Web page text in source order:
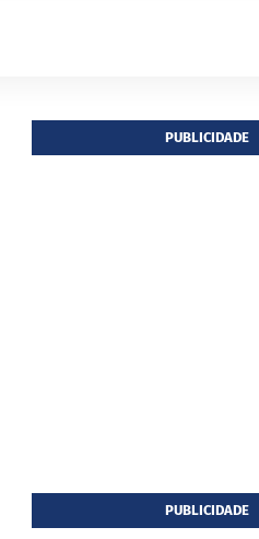
PUBLICIDADE
PUBLICIDADE